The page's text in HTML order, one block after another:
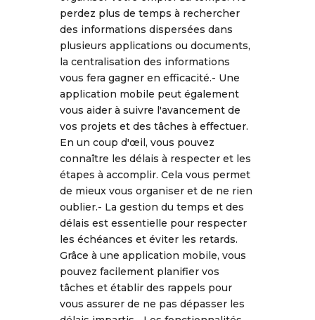
perdez plus de temps à rechercher
des informations dispersées dans
plusieurs applications ou documents,
la centralisation des informations
vous fera gagner en efficacité.- Une
application mobile peut également
vous aider à suivre l'avancement de
vos projets et des tâches à effectuer.
En un coup d'œil, vous pouvez
connaître les délais à respecter et les
étapes à accomplir. Cela vous permet
de mieux vous organiser et de ne rien
oublier.- La gestion du temps et des
délais est essentielle pour respecter
les échéances et éviter les retards.
Grâce à une application mobile, vous
pouvez facilement planifier vos
tâches et établir des rappels pour
vous assurer de ne pas dépasser les